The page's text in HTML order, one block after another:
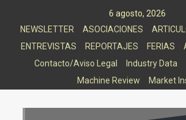
6 agosto, 2026
NEWSLETTER
ASOCIACIONES
ENTREVISTAS
REPORTAJES FERIAS
Contacto/Aviso Legal
Industry Data
Machine Review
Market